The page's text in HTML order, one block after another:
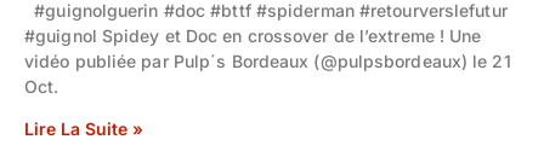
#guignolguerin #doc #bttf #spiderman #retourverslefutur
#guignol Spidey et Doc en crossover de l’extreme ! Une
vidéo publiée par Pulp´s Bordeaux (@pulpsbordeaux) le 21
Oct.
Lire La Suite »